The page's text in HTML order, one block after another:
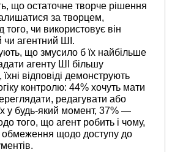
що остаточне творче рішення
за творцем,
того, чи використовує він
чи агентний ШІ.
що змусило б їх найбільше
агенту ШІ більшу
відповіді демонструють
контролю: 44% хочуть мати
редагувати або
у будь-який момент, 37% —
того, що агент робить і чому,
обмеження щодо доступу до